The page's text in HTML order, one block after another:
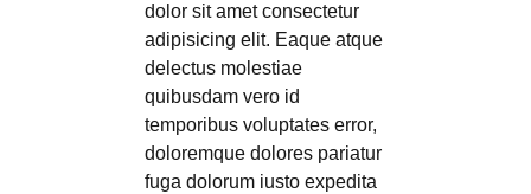
dolor sit amet consectetur
adipisicing elit. Eaque atque
delectus molestiae
quibusdam vero id
temporibus voluptates error,
doloremque dolores pariatur
fuga dolorum iusto expedita